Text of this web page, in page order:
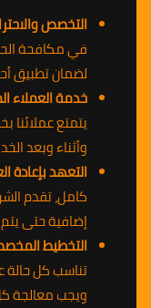
التخصص
في مكافحة
لضمان تطبيق
خدمة العملاء
يتمتع عملائنا
وأثناء وبعد
التعهد بإعادة
كامل، تقدم
إضافية حتى
التخطيط
تناسب كل
ويجب معالجة